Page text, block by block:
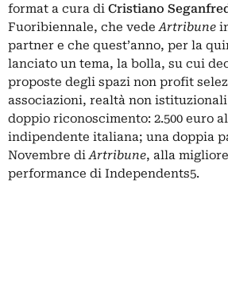
format a cura di Cristiano
Fuoribiennale, che vedeArtribune
partner e che quest’anno, per la
lanciato un tema, la bolla, su cui
proposte degli spazi non profit
associazioni, realtà non
doppio riconoscimento: 2.500 euro
indipendente italiana; una doppia
Novembre diArtribune, alla
performance di Independents5.